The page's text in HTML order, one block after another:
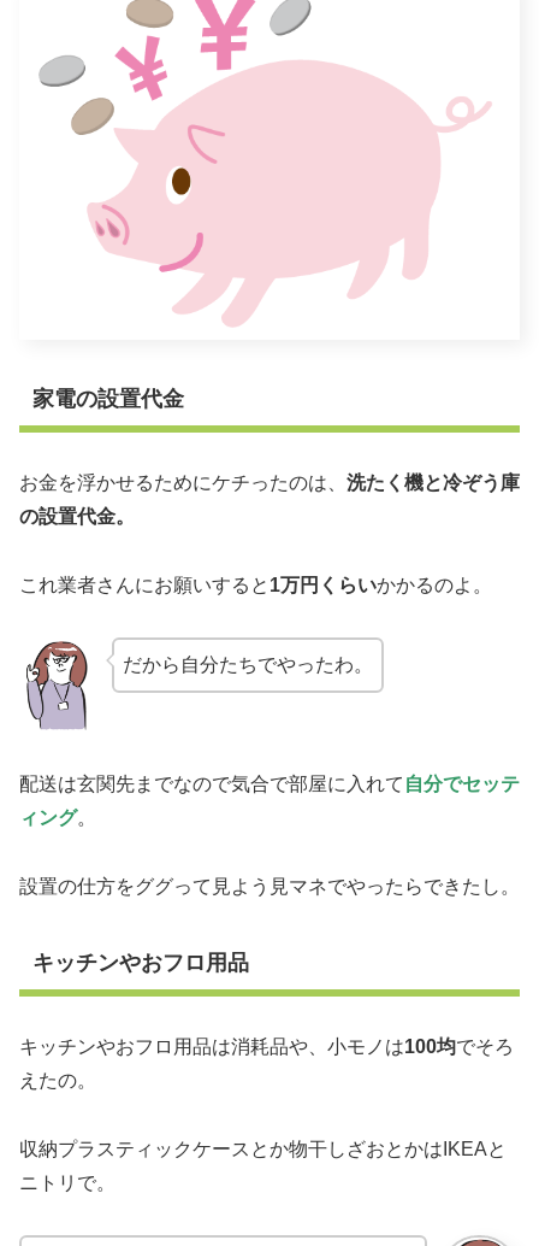
家電の設置代金
お金を浮かせるためにケチったのは、 洗たく機と冷ぞう庫
の設置代金。
これ業者さんにお願いすると 1万円くらいかかるのよ。
だから自分たちでやったわ。
配送は玄関先までなので気合で部屋に入れて 自分でセッテ
ィング。
設置の仕方をググって見よう見マネでやったらできたし。
キッチンやおフロ用品
キッチンやおフロ用品は消耗品や、小モノは100均でそろ
えたの。
収納プラスティックケースとか物干しざおとかはIKEAと
ニトリで。